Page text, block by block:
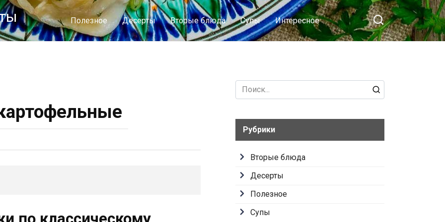
Полезное Десерты Вторые блюда Супы Интересное
Search
for:
Рубрики
Вторые блюда
Десерты
Полезное
Супы